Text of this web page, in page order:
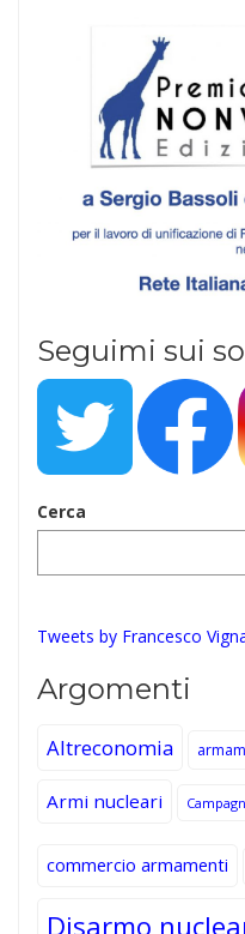
Seguimi sui
Cerca
Tweets by Francesco
Argomenti
Altreconomia
Armi nucleari
commercio armamenti
Disarmo